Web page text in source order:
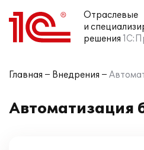
Отраслевые
и
решения
Главная Внедрения
Автоматизация